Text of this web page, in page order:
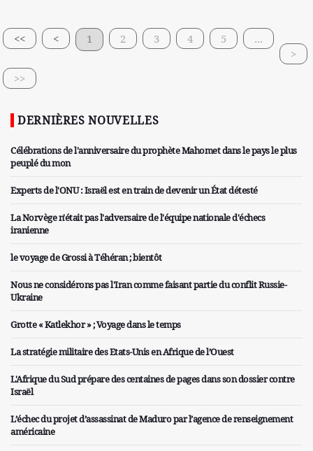
<< < 1 2 3 4 5
...
>
>>
DERNIÈRES NOUVELLES
Célébrations de l'anniversaire du prophète Mahomet dans le pays le plus
peuplé du mon
Experts de l'ONU : Israël est en train de devenir un État détesté
La Norvège n'était pas l'adversaire de l'équipe nationale d'échecs
iranienne
le voyage de Grossi à Téhéran ; bientôt
Nous ne considérons pas l'Iran comme faisant partie du conflit Russie-
Ukraine
Grotte « Katlekhor » ; Voyage dans le temps
La stratégie militaire des Etats-Unis en Afrique de l’Ouest
L'Afrique du Sud prépare des centaines de pages dans son dossier contre
Israël
L’échec du projet d’assassinat de Maduro par l’agence de renseignement
américaine